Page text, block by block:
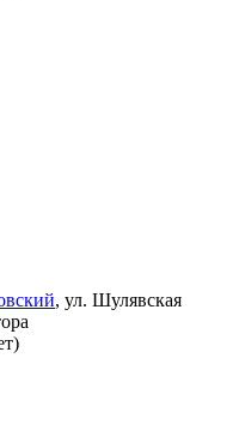
, ул. Шулявская